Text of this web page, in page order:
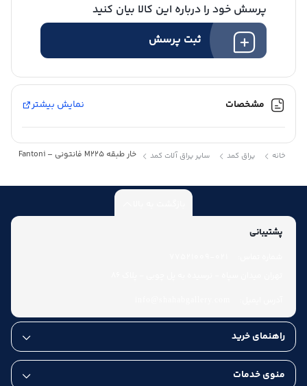
پرسش خود را درباره این کالا بیان کنید
ثبت پرسش
مشخصات نمایش بیشتر
خانه یراق کمد سایر یراق آلات کمد خار طبقه M225 فانتونی – Fantoni
پشتیبانی
راهنمای خرید
منوی خدمات